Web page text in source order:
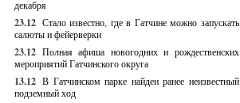
декабря
23.12 Стало известно, где в Гатчине можно запускать
салюты и фейерверки
23.12 Полная афиша новогодних и рождественских
мероприятий Гатчинского округа
13.12 В Гатчинском парке найден ранее неизвестный
подземный ход